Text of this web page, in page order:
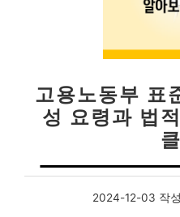
고용노동부 표
성 요령과 법
2024-12-03 작